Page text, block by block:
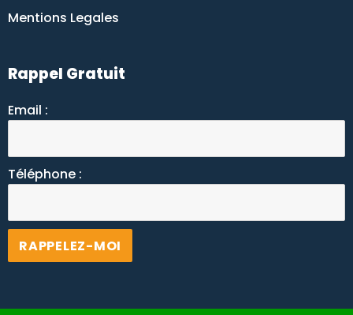
Mentions Legales
Rappel Gratuit
Email :
Téléphone :